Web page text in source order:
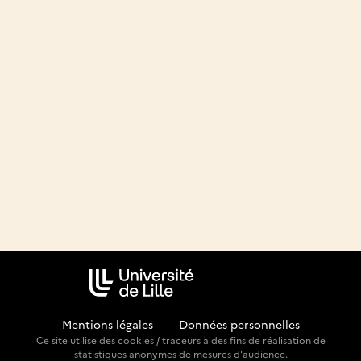
Mentions légales Données personnelles
Ce site utilise des cookies / traceurs à des fins de réalisation de
statistiques anonymes de mesures d'audience.